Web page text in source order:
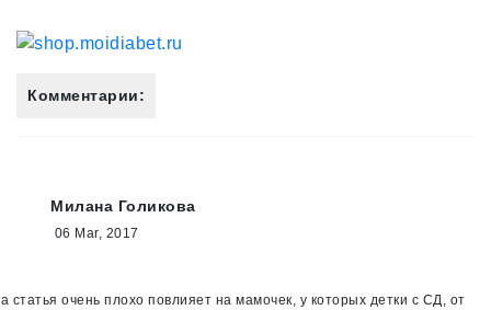
Комментарии:
Милана Голикова
06 Mar, 2017
статья очень плохо повлияет на мамочек, у которых детки с СД, от